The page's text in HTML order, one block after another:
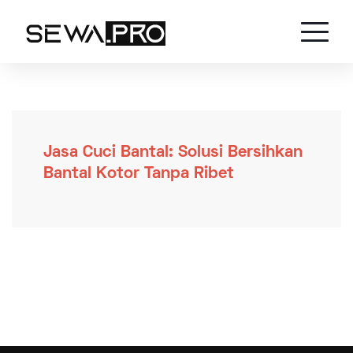
Jasa Cuci Bantal: Solusi Bersihkan
Bantal Kotor Tanpa Ribet